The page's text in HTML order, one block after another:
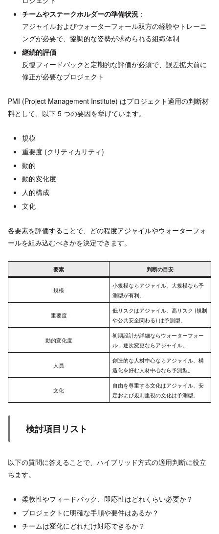
チームやステークホルダーの準備状況：
アジャイルおよびウォーターフォール双方の経験やトレーニ
ングが必要で、協調的な姿勢が求められる組織体制
継続的評価
反復フィードバックと定期的な評価が必須で、誤差拡大前に
修正が必要なプロジェクト
PMI (Project Management Institute) はプロジェクト適用の判断材
料として、以下 5 つの要因を挙げています。
規模
重要度 (クリティカリティ)
動的
動的変化度
人的構成
文化
各要素を評価することで、どの程度アジャイルやウォーターフォ
ールを組み込むべきかを決定できます。
要素 判断の目安
規模
小規模ならアジャイル、大規模なら予
測型が有利。
重要度
低リスクはアジャイル、高リスク (規制
や公共安全関わる) は予測型。
動的変化度
初期設計が詳細ならウォーターフォー
ル、逐次変更ならアジャイル。
人員
創造的な人材中心ならアジャイル、構
造化を好む人材中心なら予測型。
文化
自由を尊重する文化はアジャイル、安
定および規則重視の文化は予測型。
検討項目リスト
以下の質問に答えることで、ハイブリッド方式の適用判断に役立
ちます。
柔軟性やフィードバック、即応性はどれくらい必要か？
プロジェクトに明確な手順や要件はあるか？
チームは変化にどれだけ対応できるか？